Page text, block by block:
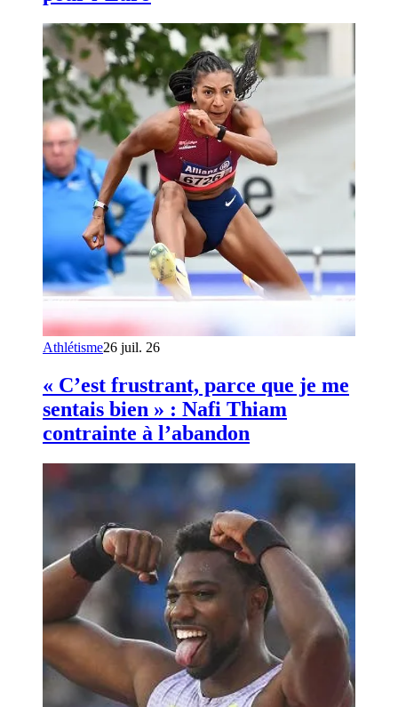
Athlétisme26 juil. 26
« C’est frustrant, parce que je me
sentais bien » : Nafi Thiam
contrainte à l’abandon